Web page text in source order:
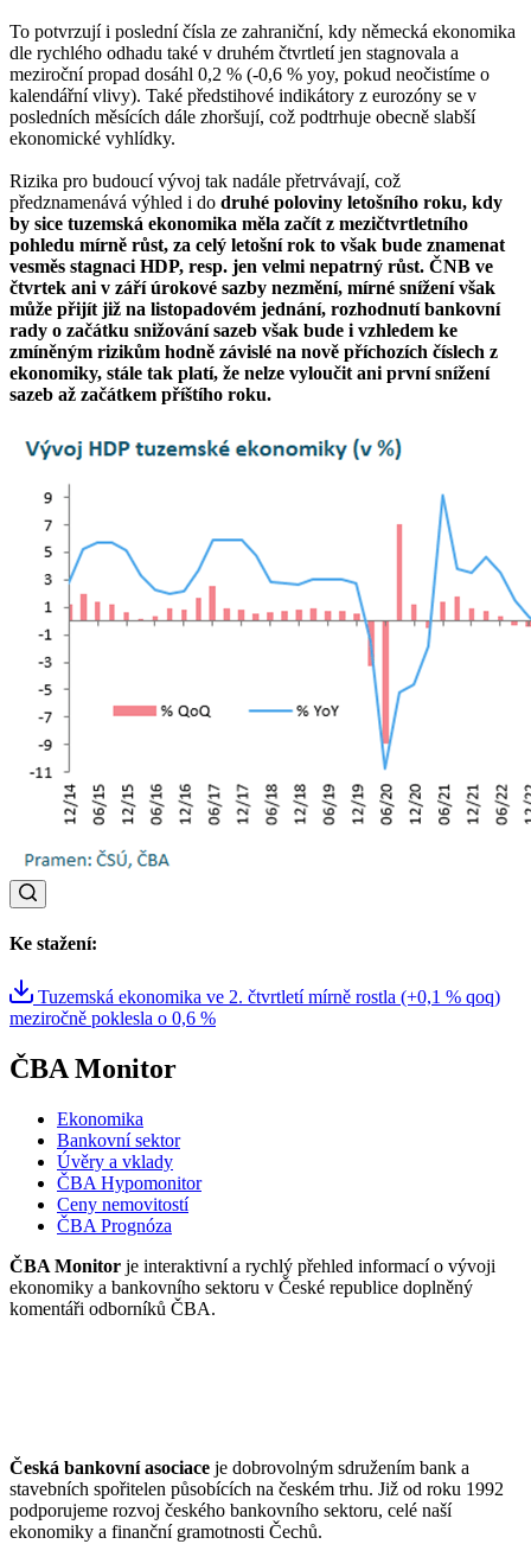
To potvrzují i poslední čísla ze zahraniční, kdy německá ekonomika
dle rychlého odhadu také v druhém čtvrtletí jen stagnovala a
meziroční propad dosáhl 0,2 % (-0,6 % yoy, pokud neočistíme o
kalendářní vlivy). Také předstihové indikátory z eurozóny se v
posledních měsících dále zhoršují, což podtrhuje obecně slabší
ekonomické vyhlídky.
Rizika pro budoucí vývoj tak nadále přetrvávají, což
předznamenává výhled i do druhé poloviny letošního roku, kdy
by sice tuzemská ekonomika měla začít z mezičtvrtletního
pohledu mírně růst, za celý letošní rok to však bude znamenat
vesměs stagnaci HDP, resp. jen velmi nepatrný růst. ČNB ve
čtvrtek ani v září úrokové sazby nezmění, mírné snížení však
může přijít již na listopadovém jednání, rozhodnutí bankovní
rady o začátku snižování sazeb však bude i vzhledem ke
zmíněným rizikům hodně závislé na nově příchozích číslech z
ekonomiky, stále tak platí, že nelze vyloučit ani první snížení
sazeb až začátkem příštího roku.
Ke stažení:
Tuzemská ekonomika ve 2. čtvrtletí mírně rostla (+0,1 % qoq)
meziročně poklesla o 0,6 %
ČBA Monitor
Ekonomika
Bankovní sektor
Úvěry a vklady
ČBA Hypomonitor
Ceny nemovitostí
ČBA Prognóza
ČBA Monitor je interaktivní a rychlý přehled informací o vývoji
ekonomiky a bankovního sektoru v České republice doplněný
komentáři odborníků ČBA.
Česká bankovní asociace je dobrovolným sdružením bank a
stavebních spořitelen působících na českém trhu. Již od roku 1992
podporujeme rozvoj českého bankovního sektoru, celé naší
ekonomiky a finanční gramotnosti Čechů.